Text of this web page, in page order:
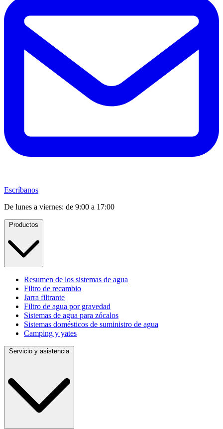
Escríbanos
De lunes a viernes: de 9:00 a 17:00
Productos
Resumen de los sistemas de agua
Filtro de recambio
Jarra filtrante
Filtro de agua por gravedad
Sistemas de agua para zócalos
Sistemas domésticos de suministro de agua
Camping y yates
Servicio y asistencia